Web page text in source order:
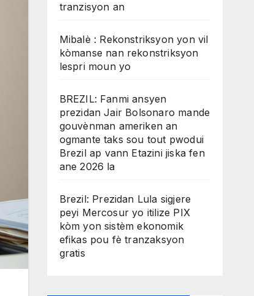
tranzisyon an
Mibalè : Rekonstriksyon yon vil
kòmanse nan rekonstriksyon
lespri moun yo
BREZIL: Fanmi ansyen
prezidan Jair Bolsonaro mande
gouvènman ameriken an
ogmante taks sou tout pwodui
Brezil ap vann Etazini jiska fen
ane 2026 la
Brezil: Prezidan Lula sigjere
peyi Mercosur yo itilize PIX
kòm yon sistèm ekonomik
efikas pou fè tranzaksyon
gratis